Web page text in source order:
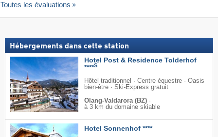
Toutes les évaluations
Hébergements dans cette station
Hotel Post & Residence Tolderhof
****S
Hôtel traditionnel · Centre équestre · Oasis
bien-être · Ski-Express gratuit
Olang-Valdarora (BZ) ·
à 3 km du domaine skiable
Hotel Sonnenhof ****